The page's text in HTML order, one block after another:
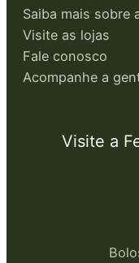
Saiba mais sobre
Visite as lojas
Fale conosco
Acompanhe a
Visite a